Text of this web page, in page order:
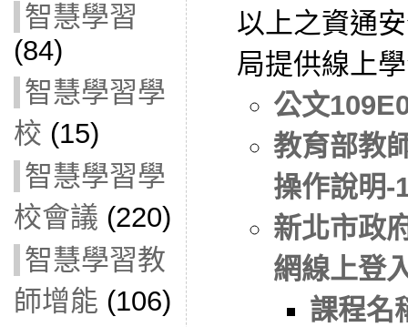
智慧學習
(84)
智慧學習學
校 (15)
智慧學習學
校會議 (220)
智慧學習教
師增能 (106)
以上之資通
局提供線上
公文
教育部教
操作說明-
新北市政
網線上登
課程名